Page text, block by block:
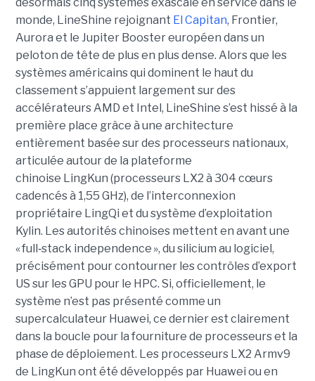
monde, LineShine rejoignant El Capitan, Frontier,
Aurora et le Jupiter Booster européen dans un
peloton de tête de plus en plus dense. Alors que les
systèmes américains qui dominent le haut du
classement s’appuient largement sur des
accélérateurs AMD et Intel, LineShine s’est hissé à la
première place grâce à une architecture
entièrement basée sur des processeurs nationaux,
articulée autour de la plateforme
chinoise LingKun (processeurs LX2 à 304 cœurs
cadencés à 1,55 GHz), de l’interconnexion
propriétaire LingQi et du système d’exploitation
Kylin. Les autorités chinoises mettent en avant une
« full‑stack independence », du silicium au logiciel,
précisément pour contourner les contrôles d’export
US sur les GPU pour le HPC. Si, officiellement, le
système n’est pas présenté comme un
supercalculateur Huawei, ce dernier est clairement
dans la boucle pour la fourniture de processeurs et la
phase de déploiement. Les processeurs LX2 Armv9
de LingKun ont été développés par Huawei ou en